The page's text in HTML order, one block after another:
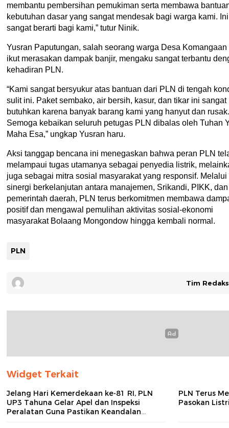
membantu pembersihan pemukiman serta membawa
kebutuhan dasar yang sangat mendesak bagi warga kami. Ini
sangat berarti bagi kami,” tutur Ninik.
Yusran Paputungan, salah seorang warga Desa Komangaan
ikut merasakan dampak banjir, mengaku sangat terbantu
kehadiran PLN.
“Kami sangat bersyukur atas bantuan dari PLN di tengah
sulit ini. Paket sembako, air bersih, kasur, dan tikar ini sangat
butuhkan karena banyak barang kami yang hanyut dan rusak.
Semoga kebaikan seluruh petugas PLN dibalas oleh Tuhan
Maha Esa,” ungkap Yusran haru.
Aksi tanggap bencana ini menegaskan bahwa peran PLN
melampaui tugas utamanya sebagai penyedia listrik,
juga sebagai mitra sosial masyarakat yang responsif. Melalui
sinergi berkelanjutan antara manajemen, Srikandi, PIKK, dan
pemerintah daerah, PLN terus berkomitmen membawa
positif dan mengawal pemulihan aktivitas sosial-ekonomi
masyarakat Bolaang Mongondow hingga kembali normal.
PLN
Tim
Widget Terkait
Jelang Hari Kemerdekaan ke-81 RI, PLN
UP3 Tahuna Gelar Apel dan Inspeksi
Peralatan Guna Pastikan Keandalan
PLN Terus
Pasokan